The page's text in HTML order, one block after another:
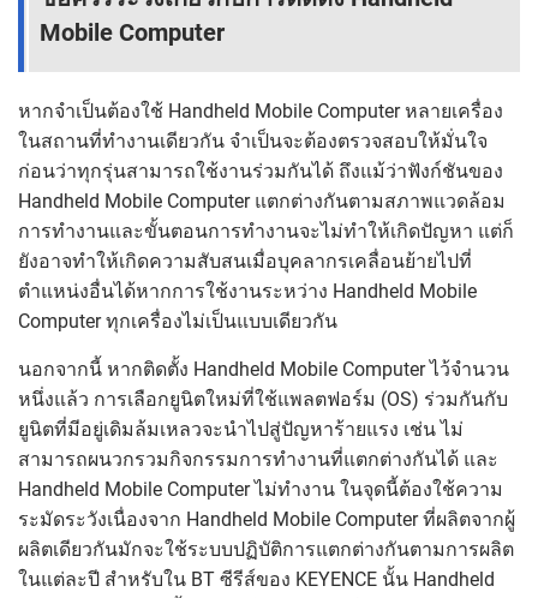
Mobile Computer
หากจำเป็นต้องใช้ Handheld Mobile Computer หลายเครื่อง
ในสถานที่ทำงานเดียวกัน จำเป็นจะต้องตรวจสอบให้มั่นใจ
ก่อนว่าทุกรุ่นสามารถใช้งานร่วมกันได้ ถึงแม้ว่าฟังก์ชันของ
Handheld Mobile Computer แตกต่างกันตามสภาพแวดล้อม
การทำงานและขั้นตอนการทำงานจะไม่ทำให้เกิดปัญหา แต่ก็
ยังอาจทำให้เกิดความสับสนเมื่อบุคลากรเคลื่อนย้ายไปที่
ตำแหน่งอื่นได้หากการใช้งานระหว่าง Handheld Mobile
Computer ทุกเครื่องไม่เป็นแบบเดียวกัน
นอกจากนี้ หากติดตั้ง Handheld Mobile Computer ไว้จำนวน
หนึ่งแล้ว การเลือกยูนิตใหม่ที่ใช้แพลตฟอร์ม (OS) ร่วมกันกับ
ยูนิตที่มีอยู่เดิมล้มเหลวจะนำไปสู่ปัญหาร้ายแรง เช่น ไม่
สามารถผนวกรวมกิจกรรมการทำงานที่แตกต่างกันได้ และ
Handheld Mobile Computer ไม่ทำงาน ในจุดนี้ต้องใช้ความ
ระมัดระวังเนื่องจาก Handheld Mobile Computer ที่ผลิตจากผู้
ผลิตเดียวกันมักจะใช้ระบบปฏิบัติการแตกต่างกันตามการผลิต
ในแต่ละปี สำหรับใน BT ซีรีส์ของ KEYENCE นั้น Handheld